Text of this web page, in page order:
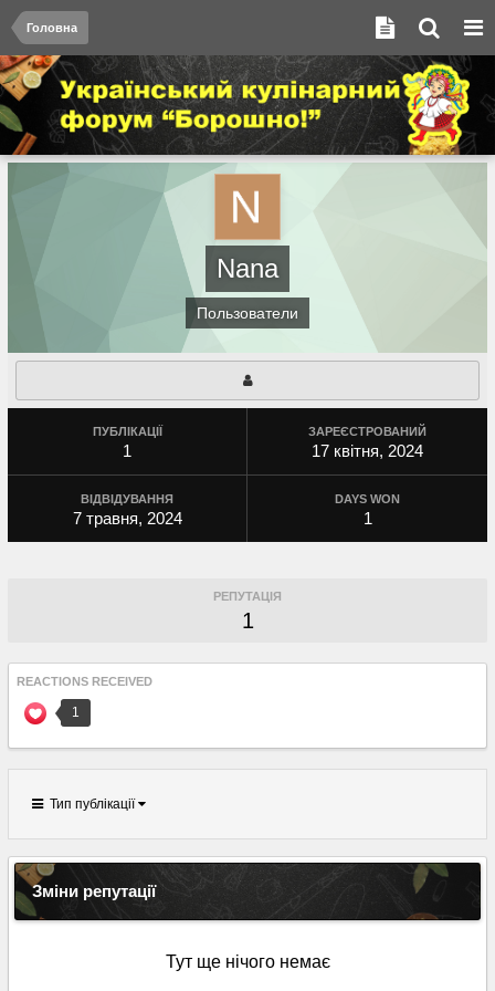
Головна
Nana
Пользователи
ПУБЛІКАЦІЇ
1
ЗАРЕЄСТРОВАНИЙ
17 квітня, 2024
ВІДВІДУВАННЯ
7 травня, 2024
DAYS WON
1
РЕПУТАЦІЯ
1
REACTIONS RECEIVED
1
Тип публікації
Зміни репутації
Тут ще нічого немає